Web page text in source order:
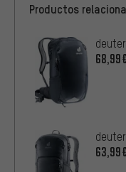
Productos
68,99€
63,99€